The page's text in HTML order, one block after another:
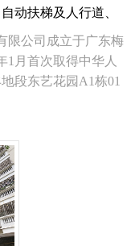
动扶梯及人行道、
限公司成立于广东梅
1月首次取得中华人
年10月公司通过复
（含修理）曳引驱
动扶梯与自动人行
梯（含防爆电梯中
的杂物电梯），是
企业，本公司是迅
（电梯）有限公
优秀经销商。
段东艺花园A1栋01